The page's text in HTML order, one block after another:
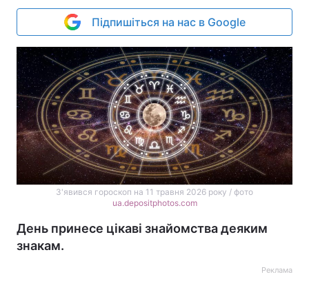
Підпишіться на нас в Google
З'явився гороскоп на 11 травня 2026 року / фото
ua.depositphotos.com
День принесе цікаві знайомства деяким
знакам.
Реклама